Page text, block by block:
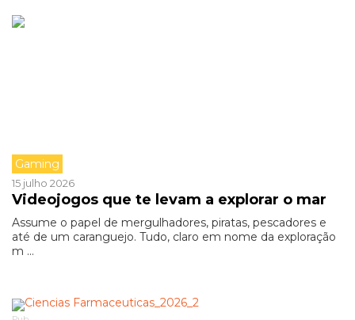
Gaming
15 julho 2026
Videojogos que te levam a explorar o mar
Assume o papel de mergulhadores, piratas, pescadores e
até de um caranguejo. Tudo, claro em nome da exploração
m ...